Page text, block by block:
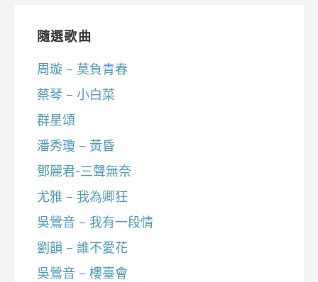
隨選歌曲
周璇 – 莫負青春
蔡琴 – 小白菜
群星頌
潘秀瓊 – 黃昏
鄧麗君-三聲無奈
尤雅 – 我為卿狂
吳鶯音 – 我有一段情
劉韻 – 誰不愛花
吳鶯音 – 樓臺會